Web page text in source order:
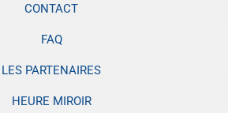
CONTACT
FAQ
LES PARTENAIRES
HEURE MIROIR